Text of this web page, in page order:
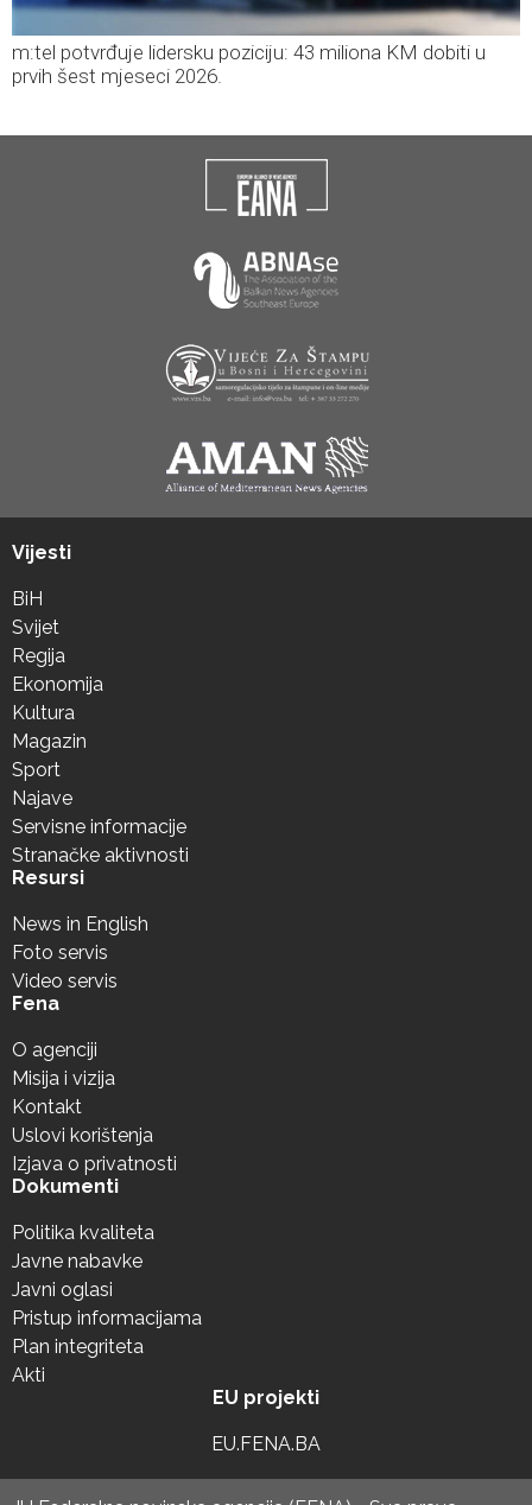
m:tel potvrđuje lidersku poziciju: 43 miliona KM dobiti u
prvih šest mjeseci 2026.
Vijesti
BiH
Svijet
Regija
Ekonomija
Kultura
Magazin
Sport
Najave
Servisne informacije
Stranačke aktivnosti
Resursi
News in English
Foto servis
Video servis
Fena
O agenciji
Misija i vizija
Kontakt
Uslovi korištenja
Izjava o privatnosti
Dokumenti
Politika kvaliteta
Javne nabavke
Javni oglasi
Pristup informacijama
Plan integriteta
Akti
EU projekti
EU.FENA.BA